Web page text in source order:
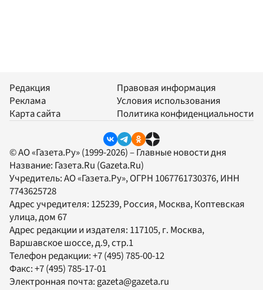
Редакция
Реклама
Карта сайта
Правовая информация
Условия использования
Политика конфиденциальности
© АО «Газета.Ру» (1999-2026) – Главные новости дня
Название: Газета.Ru (Gazeta.Ru)
Учредитель:АО «Газета.Ру», ОГРН 1067761730376, ИНН
7743625728
Адрес учредителя: 125239, Россия, Москва, Коптевская
улица, дом 67
Адрес редакции и издателя: 117105, г. Москва,
Варшавское шоссе, д.9, стр.1
Телефон редакции:+7 (495) 785-00-12
Факс:+7 (495) 785-17-01
Электронная почта:gazeta@gazeta.ru